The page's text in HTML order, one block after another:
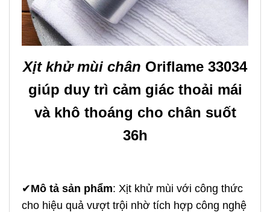
Xịt khử mùi chân Oriflame 33034
giúp duy trì cảm giác thoải mái
và khô thoáng cho chân suốt
36h
✔Mô tả sản phẩm: Xịt khử mùi với công thức
cho hiệu quả vượt trội nhờ tích hợp công nghệ